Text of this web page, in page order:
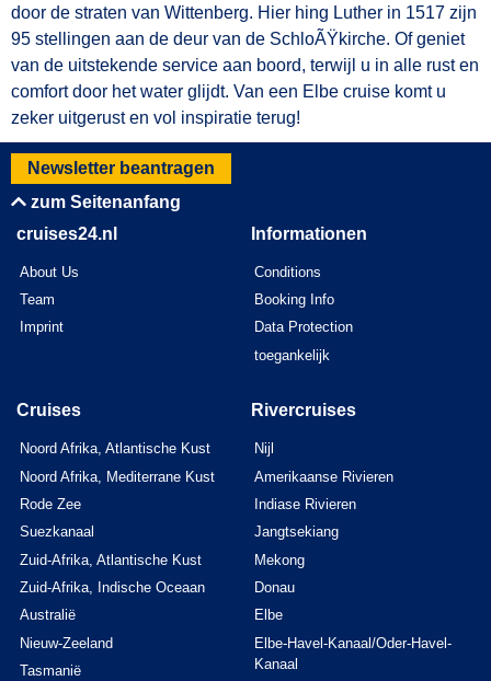
door de straten van Wittenberg. Hier hing Luther in 1517 zijn
95 stellingen aan de deur van de SchloÃŸkirche. Of geniet
van de uitstekende service aan boord, terwijl u in alle rust en
comfort door het water glijdt. Van een Elbe cruise komt u
zeker uitgerust en vol inspiratie terug!
Newsletter beantragen
zum Seitenanfang
cruises24.nl
About Us
Team
Imprint
Informationen
Conditions
Booking Info
Data Protection
toegankelijk
Cruises
Noord Afrika, Atlantische Kust
Noord Afrika, Mediterrane Kust
Rode Zee
Suezkanaal
Zuid-Afrika, Atlantische Kust
Zuid-Afrika, Indische Oceaan
Australië
Nieuw-Zeeland
Tasmanië
Rivercruises
Nijl
Amerikaanse Rivieren
Indiase Rivieren
Jangtsekiang
Mekong
Donau
Elbe
Elbe-Havel-Kanaal/Oder-Havel-
Kanaal